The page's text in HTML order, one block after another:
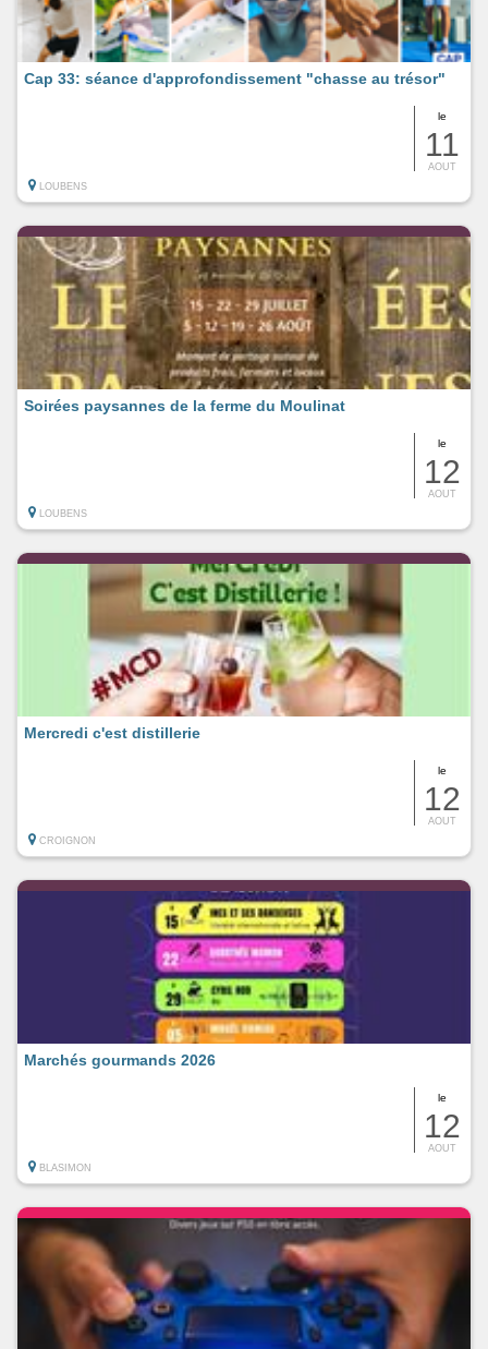
le
11
AOUT
Cap 33: séance d'approfondissement "chasse au trésor"
LOUBENS
le
12
AOUT
Soirées paysannes de la ferme du Moulinat
LOUBENS
le
12
AOUT
Mercredi c'est distillerie
CROIGNON
le
12
AOUT
Marchés gourmands 2026
BLASIMON